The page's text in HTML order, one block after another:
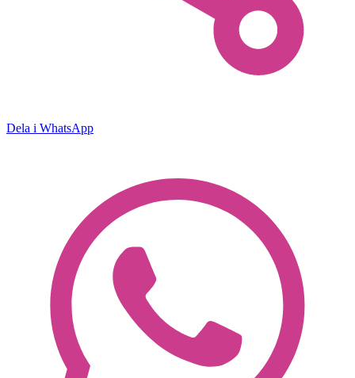
Dela i WhatsApp